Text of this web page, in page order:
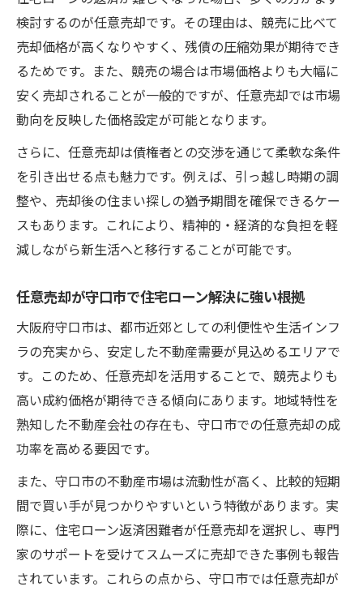
検討するのが任意売却です。その理由は、競売に比べて
売却価格が高くなりやすく、残債の圧縮効果が期待でき
るためです。また、競売の場合は市場価格よりも大幅に
安く売却されることが一般的ですが、任意売却では市場
動向を反映した価格設定が可能となります。
さらに、任意売却は債権者との交渉を通じて柔軟な条件
を引き出せる点も魅力です。例えば、引っ越し時期の調
整や、売却後の住まい探しの猶予期間を確保できるケー
スもあります。これにより、精神的・経済的な負担を軽
減しながら新生活へと移行することが可能です。
任意売却が守口市で住宅ローン解決に強い根拠
大阪府守口市は、都市近郊としての利便性や生活インフ
ラの充実から、安定した不動産需要が見込めるエリアで
す。このため、任意売却を活用することで、競売よりも
高い成約価格が期待できる傾向にあります。地域特性を
熟知した不動産会社の存在も、守口市での任意売却の成
功率を高める要因です。
また、守口市の不動産市場は流動性が高く、比較的短期
間で買い手が見つかりやすいという特徴があります。実
際に、住宅ローン返済困難者が任意売却を選択し、専門
家のサポートを受けてスムーズに売却できた事例も報告
されています。これらの点から、守口市では任意売却が